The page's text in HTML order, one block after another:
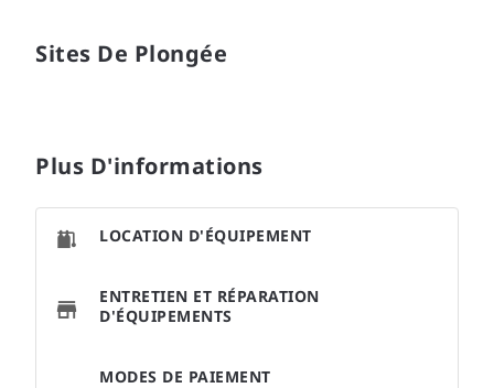
Sites De Plongée
Plus D'informations
LOCATION D'ÉQUIPEMENT
ENTRETIEN ET RÉPARATION
D'ÉQUIPEMENTS
MODES DE PAIEMENT